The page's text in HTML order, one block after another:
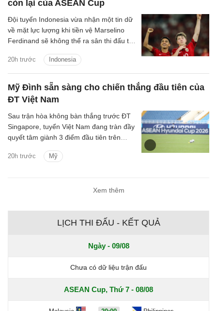
còn lại của ASEAN Cup
20h trước Indonesia
Đội tuyển Indonesia vừa nhận một tin dữ
về mặt lực lượng khi tiền vệ Marselino
Ferdinand sẽ không thể ra sân thi đấu tại
Mỹ Đình sẵn sàng cho chiến thắng đầu tiên của
ĐT Việt Nam
20h trước Mỹ
Sau trận hòa không bàn thắng trước ĐT
Singapore, tuyển Việt Nam đang tràn đầy
quyết tâm giành 3 điểm đầu tiên trên
Xem thêm
LỊCH THI ĐẤU - KẾT QUẢ
Ngày - 09/08
Chưa có dữ liệu trận đấu
ASEAN Cup, Thứ 7 - 08/08